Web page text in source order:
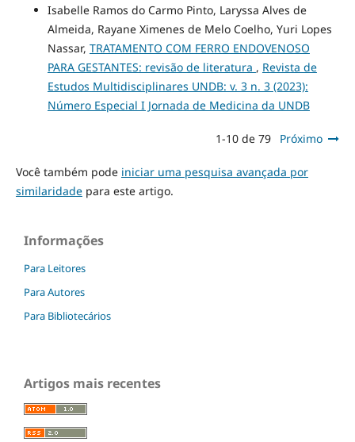
Isabelle Ramos do Carmo Pinto, Laryssa Alves de
Almeida, Rayane Ximenes de Melo Coelho, Yuri Lopes
Nassar, TRATAMENTO COM FERRO ENDOVENOSO
PARA GESTANTES: revisão de literatura , Revista de
Estudos Multidisciplinares UNDB: v. 3 n. 3 (2023):
Número Especial I Jornada de Medicina da UNDB
1-10 de 79 Próximo
Você também pode iniciar uma pesquisa avançada por
similaridadepara este artigo.
Informações
Para Leitores
Para Autores
Para Bibliotecários
Artigos mais recentes